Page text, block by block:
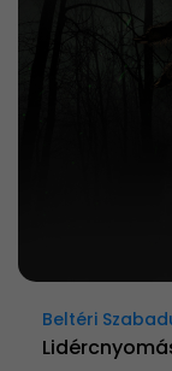
Beltéri